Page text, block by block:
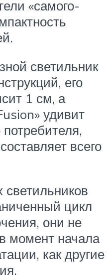
«самого-
светильник
его
1 см, а
удивит
всего
цикл
они не
момент начала
как другие